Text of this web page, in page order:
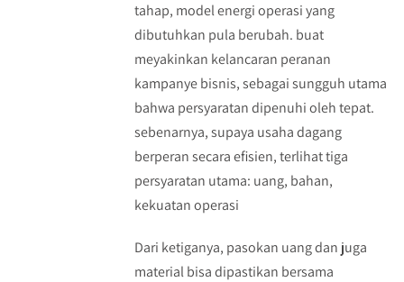
tahap, model energi operasi yang
dibutuhkan pula berubah. buat
meyakinkan kelancaran peranan
kampanye bisnis, sebagai sungguh utama
bahwa persyaratan dipenuhi oleh tepat.
sebenarnya, supaya usaha dagang
berperan secara efisien, terlihat tiga
persyaratan utama: uang, bahan,
kekuatan operasi
Dari ketiganya, pasokan uang dan juga
material bisa dipastikan bersama